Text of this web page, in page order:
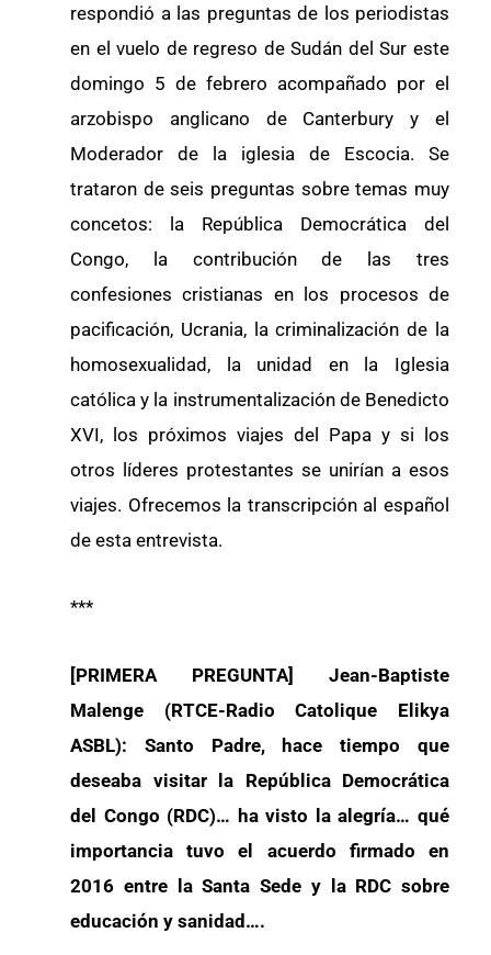
respondió a las preguntas de los periodistas
en el vuelo de regreso de Sudán del Sur este
domingo 5 de febrero acompañado por el
arzobispo anglicano de Canterbury y el
Moderador de la iglesia de Escocia. Se
trataron de seis preguntas sobre temas muy
concetos: la República Democrática del
Congo, la contribución de las tres
confesiones cristianas en los procesos de
pacificación, Ucrania, la criminalización de la
homosexualidad, la unidad en la Iglesia
católica y la instrumentalización de Benedicto
XVI, los próximos viajes del Papa y si los
otros líderes protestantes se unirían a esos
viajes. Ofrecemos la transcripción al español
de esta entrevista.
***
[PRIMERA PREGUNTA]
Jean-Baptiste
Malenge (RTCE-Radio Catolique Elikya
ASBL): Santo Padre, hace tiempo que
deseaba visitar la República Democrática
del Congo (RDC)… ha visto la alegría… qué
importancia tuvo el acuerdo firmado en
2016 entre la Santa Sede y la RDC sobre
educación y sanidad….